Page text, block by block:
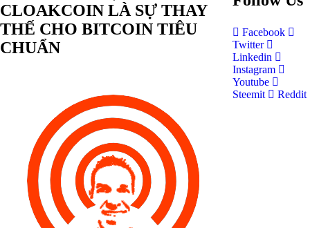
CLOAKCOIN LÀ SỰ THAY
THẾ CHO BITCOIN TIÊU
CHUẨN
Facebook
Twitter
Linkedin
Instagram
Youtube
Steemit
Reddit